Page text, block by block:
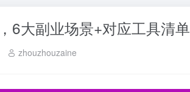
6大副业场景+对应工具清单
zhouzhouzaine